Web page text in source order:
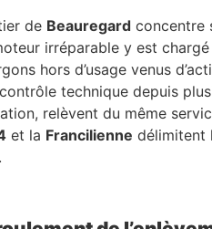
de Beauregard concentre
irréparable y est
hors d’usage venus
technique depuis
relèvent du même
et la Francilienne délimitent